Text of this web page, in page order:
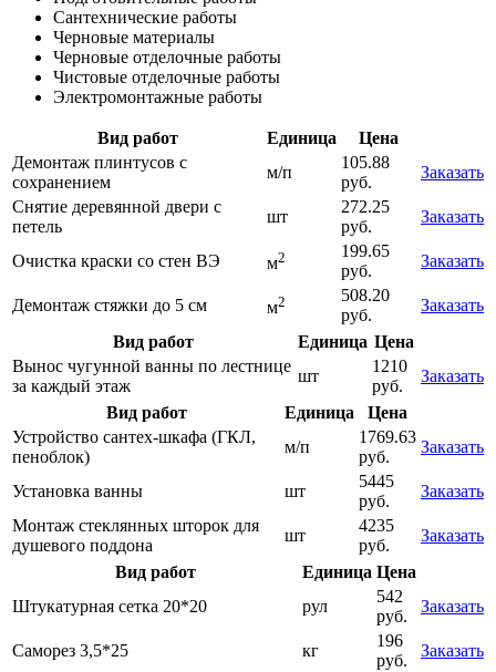
Сантехнические работы
Черновые материалы
Черновые отделочные работы
Чистовые отделочные работы
Электромонтажные работы
Вид работ Единица
Цена
Демонтаж плинтусов с
сохранением
м/п
105.88
руб.
Заказать
Снятие деревянной двери с
петель
шт
272.25
руб.
Заказать
Очистка краски со стен ВЭ м2
199.65
руб.
Заказать
Демонтаж стяжки до 5 см м2
508.20
руб.
Заказать
Вид работ
Единица Цена
Вынос чугунной ванны по лестнице
за каждый этаж
шт
1210
руб.
Заказать
Вид работ
Единица
Цена
Устройство сантех-шкафа (ГКЛ,
пеноблок)
м/п
1769.63
руб.
Заказать
Установка ванны шт
5445
руб.
Заказать
Монтаж стеклянных шторок для
душевого поддона
шт
4235
руб.
Заказать
Вид работ
Единица Цена
Штукатурная сетка 20*20
рул
542
руб.
Заказать
Саморез 3,5*25 кг
196
руб.
Заказать